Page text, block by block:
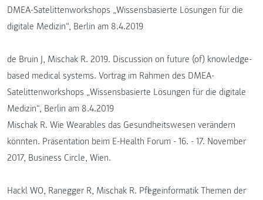
DMEA-Satelittenworkshops „Wissensbasierte Lösungen für die
digitale Medizin“, Berlin am 8.4.2019
de Bruin J, Mischak R. 2019. Discussion on future (of) knowledge-
based medical systems. Vortrag im Rahmen des DMEA-
Satelittenworkshops „Wissensbasierte Lösungen für die digitale
Medizin“, Berlin am 8.4.2019
Mischak R. Wie Wearables das Gesundheitswesen verändern
könnten. Präsentation beim E-Health Forum - 16. - 17. November
2017, Business Circle, Wien.
Hackl WO, Ranegger R, Mischak R. Pflegeinformatik Themen der